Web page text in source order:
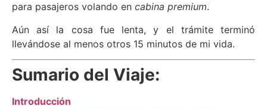
para pasajeros volando en cabina premium.
Aún así la cosa fue lenta, y el trámite terminó
llevándose al menos otros 15 minutos de mi vida.
Sumario del Viaje:
Introducción